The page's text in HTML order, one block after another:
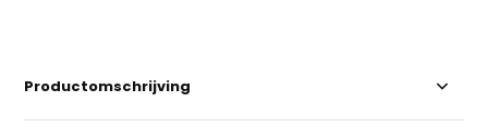
Productomschrijving